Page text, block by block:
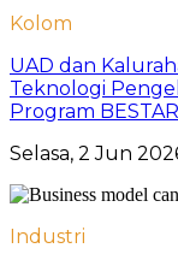
Kolom
UAD dan
Teknologi
Program
Selasa, 2 Jun
Industri